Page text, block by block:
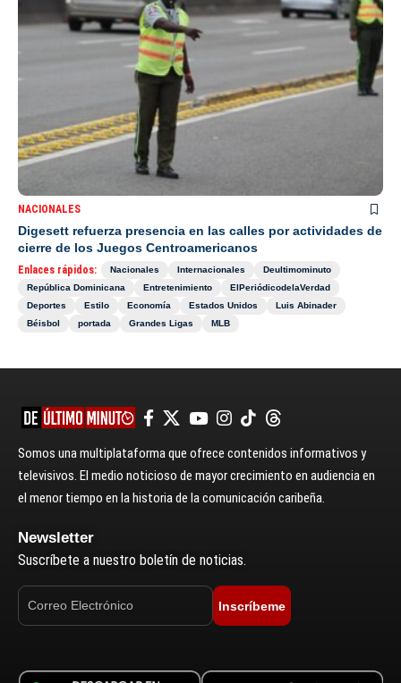
NACIONALES
Digesett refuerza presencia en las calles por actividades de
cierre de los Juegos Centroamericanos
Enlaces rápidos: Nacionales Internacionales
Deultimominuto
República Dominicana
Entretenimiento
ElPeriódicodelaVerdad
Deportes
Estilo Economía Estados Unidos
Luis Abinader
Béisbol
portada Grandes Ligas MLB
Somos una multiplataforma que ofrece contenidos informativos y
televisivos. El medio noticioso de mayor crecimiento en audiencia en
el menor tiempo en la historia de la comunicación caribeña.
Newsletter
Suscríbete a nuestro boletín de noticias.
Inscríbeme